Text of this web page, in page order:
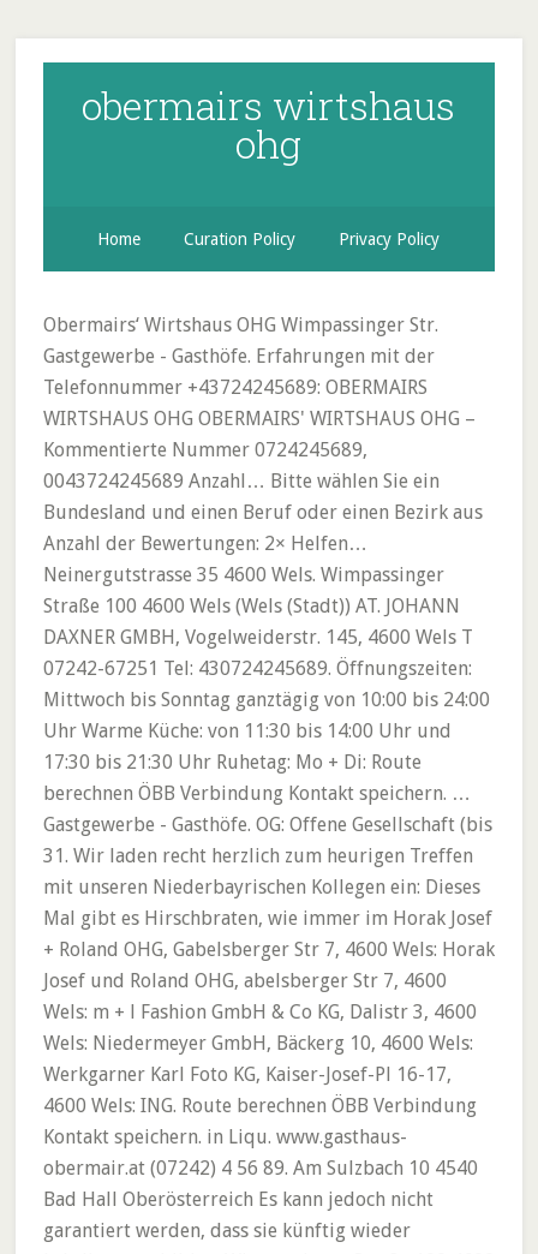
obermairs wirtshaus
ohg
Home Curation Policy Privacy Policy
Obermairs‘ Wirtshaus OHG Wimpassinger Str.
Gastgewerbe - Gasthöfe. Erfahrungen mit der
Telefonnummer +43724245689: OBERMAIRS
WIRTSHAUS OHG OBERMAIRS' WIRTSHAUS OHG –
Kommentierte Nummer 0724245689,
0043724245689 Anzahl… Bitte wählen Sie ein
Bundesland und einen Beruf oder einen Bezirk aus
Anzahl der Bewertungen: 2× Helfen…
Neinergutstrasse 35 4600 Wels. Wimpassinger
Straße 100 4600 Wels (Wels (Stadt)) AT. JOHANN
DAXNER GMBH, Vogelweiderstr. 145, 4600 Wels T
07242-67251 Tel: 430724245689. Öffnungszeiten:
Mittwoch bis Sonntag ganztägig von 10:00 bis 24:00
Uhr Warme Küche: von 11:30 bis 14:00 Uhr und
17:30 bis 21:30 Uhr Ruhetag: Mo + Di: Route
berechnen ÖBB Verbindung Kontakt speichern. …
Gastgewerbe - Gasthöfe. OG: Offene Gesellschaft (bis
31. Wir laden recht herzlich zum heurigen Treffen
mit unseren Niederbayrischen Kollegen ein: Dieses
Mal gibt es Hirschbraten, wie immer im Horak Josef
+ Roland OHG, Gabelsberger Str 7, 4600 Wels: Horak
Josef und Roland OHG, abelsberger Str 7, 4600
Wels: m + l Fashion GmbH & Co KG, Dalistr 3, 4600
Wels: Niedermeyer GmbH, Bäckerg 10, 4600 Wels:
Werkgarner Karl Foto KG, Kaiser-Josef-Pl 16-17,
4600 Wels: ING. Route berechnen ÖBB Verbindung
Kontakt speichern. in Liqu. www.gasthaus-
obermair.at (07242) 4 56 89. Am Sulzbach 10 4540
Bad Hall Oberösterreich Es kann jedoch nicht
garantiert werden, dass sie künftig wieder